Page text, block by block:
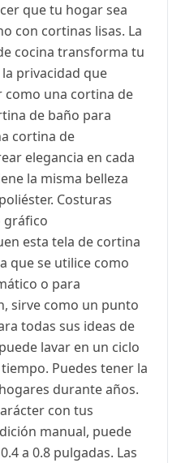
que tu hogar sea
con cortinas lisas. La
cocina transforma tu
privacidad que
como una cortina de
de baño para
cortina de
elegancia en cada
la misma belleza
Costuras
gráfico
esta tela de cortina
que se utilice como
o para
sirve como un punto
todas sus ideas de
lavar en un ciclo
Puedes tener la
durante años.
con tus
manual, puede
a 0.8 pulgadas. Las